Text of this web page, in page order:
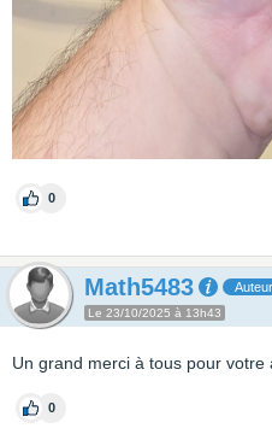
0
Math5483
Le 23/10/2025 à 13h43
Un grand merci à tous pour votre
0